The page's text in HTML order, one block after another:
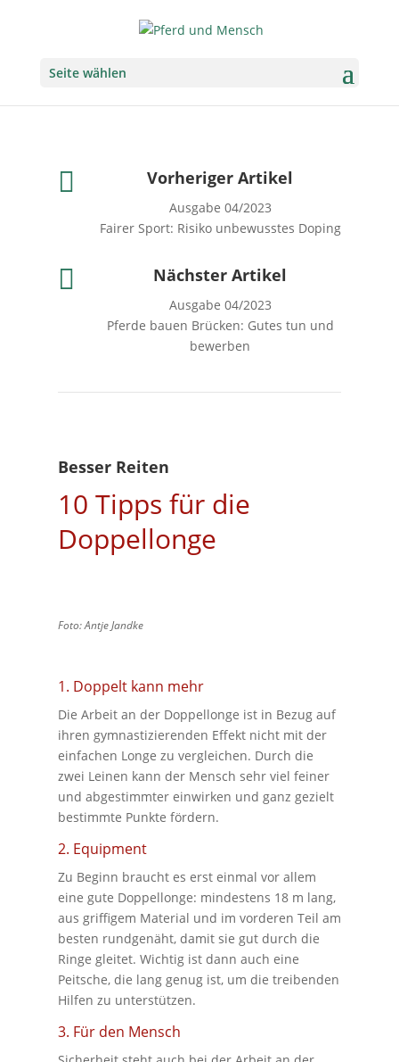
Seite wählen
 Vorheriger Artikel
Ausgabe 04/2023
Fairer Sport: Risiko unbewusstes Doping
 Nächster Artikel
Ausgabe 04/2023
Pferde bauen Brücken: Gutes tun und
bewerben
Besser Reiten
10 Tipps für die
Doppellonge
Foto: Antje Jandke
1. Doppelt kann mehr
Die Arbeit an der Doppellonge ist in Bezug auf
ihren gymnastizierenden Effekt nicht mit der
einfachen Longe zu vergleichen. Durch die
zwei Leinen kann der Mensch sehr viel feiner
und abgestimmter einwirken und ganz gezielt
bestimmte Punkte fördern.
2. Equipment
Zu Beginn braucht es erst einmal vor allem
eine gute Doppellonge: mindestens 18 m lang,
aus griffigem Material und im vorderen Teil am
besten rundgenäht, damit sie gut durch die
Ringe gleitet. Wichtig ist dann auch eine
Peitsche, die lang genug ist, um die treibenden
Hilfen zu unterstützen.
3. Für den Mensch